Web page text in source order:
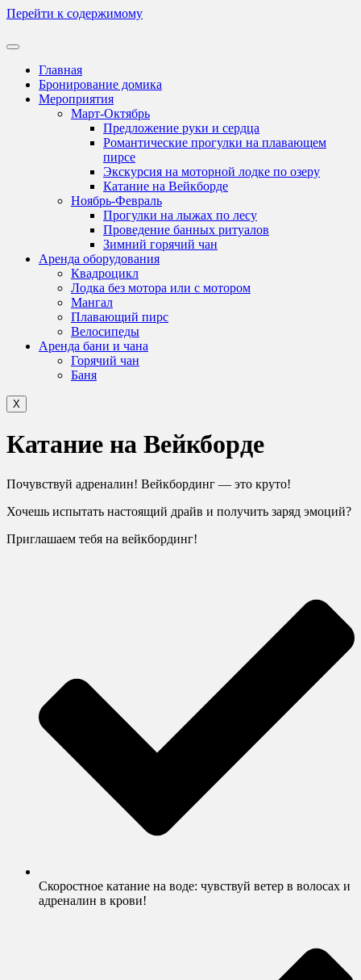
Перейти к содержимому
Главная
Бронирование домика
Мероприятия
Март-Октябрь
Предложение руки и сердца
Романтические прогулки на плавающем
пирсе
Экскурсия на моторной лодке по озеру
Катание на Вейкборде
Ноябрь-Февраль
Прогулки на лыжах по лесу
Проведение банных ритуалов
Зимний горячий чан
Аренда оборудования
Квадроцикл
Лодка без мотора или с мотором
Мангал
Плавающий пирс
Велосипеды
Аренда бани и чана
Горячий чан
Баня
X
Катание на Вейкборде
Почувствуй адреналин! Вейкбординг — это круто!
Хочешь испытать настоящий драйв и получить заряд эмоций?
Приглашаем тебя на вейкбординг!
Скоростное катание на воде: чувствуй ветер в волосах и
адреналин в крови!